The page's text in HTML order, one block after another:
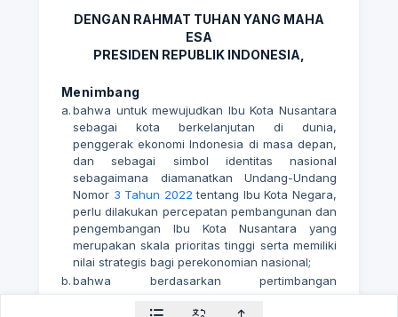
DENGAN RAHMAT TUHAN YANG MAHA
ESA
PRESIDEN REPUBLIK INDONESIA,
Menimbang
a.bahwa untuk mewujudkan Ibu Kota Nusantara
sebagai kota berkelanjutan di dunia,
penggerak ekonomi Indonesia di masa depan,
dan sebagai simbol identitas nasional
sebagaimana diamanatkan Undang-Undang
Nomor 3 Tahun 2022 tentang Ibu Kota Negara,
perlu dilakukan percepatan pembangunan dan
pengembangan Ibu Kota Nusantara yang
merupakan skala prioritas tinggi serta memiliki
nilai strategis bagi perekonomian nasional;
b.bahwa berdasarkan pertimbangan
sebagaimana dimaksud dalam huruf a, perlu